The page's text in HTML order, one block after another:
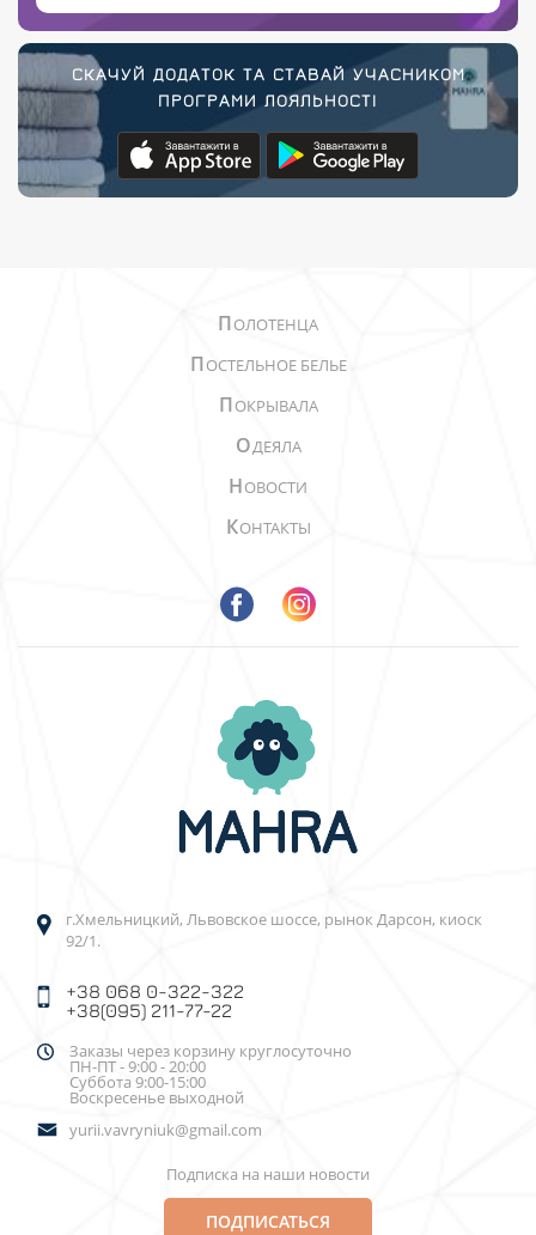
СКАЧУЙ ДОДАТОК ТА СТАВАЙ УЧАСНИКОМ
ПРОГРАМИ ЛОЯЛЬНОСТІ
ПОЛОТЕНЦА
ПОСТЕЛЬНОЕ БЕЛЬЕ
ПОКРЫВАЛА
ОДЕЯЛА
НОВОСТИ
КОНТАКТЫ
г.Хмельницкий, Львовское шоссе, рынок Дарсон, киоск
92/1.
+38 068 0-322-322
+38(095) 211-77-22
Заказы через корзину круглосуточно
ПН-ПТ - 9:00 - 20:00
Суббота 9:00-15:00
Воскресенье выходной
yurii.vavryniuk@gmail.com
Подписка на наши новости
ПОДПИСАТЬСЯ